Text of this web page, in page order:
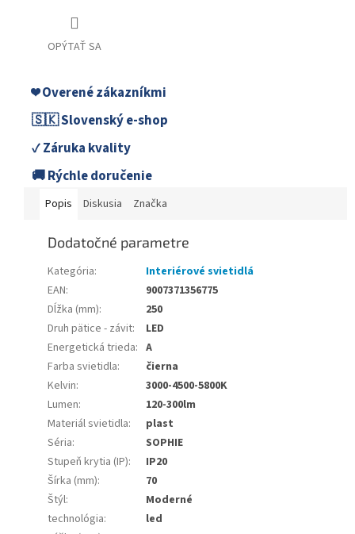
OPÝTAŤ SA
❤️ Overené zákazníkmi
🇸🇰 Slovenský e-shop
✓ Záruka kvality
🚚 Rýchle doručenie
Popis Diskusia Značka
Dodatočné parametre
Kategória:
Interiérové svietidlá
EAN:
9007371356775
Dĺžka (mm):
250
Druh pätice - závit:
LED
Energetická trieda: A
Farba svietidla:
čierna
Kelvin:
3000-4500-5800K
Lumen:
120-300lm
Materiál svietidla:
plast
Séria:
SOPHIE
Stupeň krytia (IP):
IP20
Šírka (mm):
70
Štýl:
Moderné
technológia:
led